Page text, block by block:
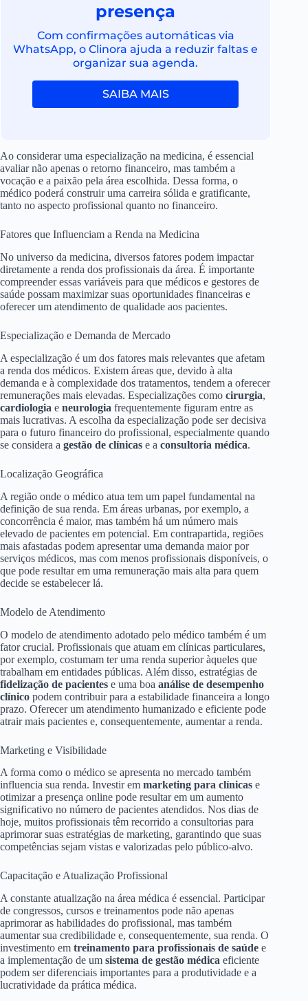
presença
Com confirmações automáticas via
WhatsApp, o Clinora ajuda a reduzir faltas e
organizar sua agenda.
SAIBA MAIS
Ao considerar uma especialização na medicina, é essencial
avaliar não apenas o retorno financeiro, mas também a
vocação e a paixão pela área escolhida. Dessa forma, o
médico poderá construir uma carreira sólida e gratificante,
tanto no aspecto profissional quanto no financeiro.
Fatores que Influenciam a Renda na Medicina
No universo da medicina, diversos fatores podem impactar
diretamente a renda dos profissionais da área. É importante
compreender essas variáveis para que médicos e gestores de
saúde possam maximizar suas oportunidades financeiras e
oferecer um atendimento de qualidade aos pacientes.
Especialização e Demanda de Mercado
A especialização é um dos fatores mais relevantes que afetam
a renda dos médicos. Existem áreas que, devido à alta
demanda e à complexidade dos tratamentos, tendem a oferecer
remunerações mais elevadas. Especializações como cirurgia,
cardiologia e neurologia frequentemente figuram entre as
mais lucrativas. A escolha da especialização pode ser decisiva
para o futuro financeiro do profissional, especialmente quando
se considera a gestão de clínicas e a consultoria médica.
Localização Geográfica
A região onde o médico atua tem um papel fundamental na
definição de sua renda. Em áreas urbanas, por exemplo, a
concorrência é maior, mas também há um número mais
elevado de pacientes em potencial. Em contrapartida, regiões
mais afastadas podem apresentar uma demanda maior por
serviços médicos, mas com menos profissionais disponíveis, o
que pode resultar em uma remuneração mais alta para quem
decide se estabelecer lá.
Modelo de Atendimento
O modelo de atendimento adotado pelo médico também é um
fator crucial. Profissionais que atuam em clínicas particulares,
por exemplo, costumam ter uma renda superior àqueles que
trabalham em entidades públicas. Além disso, estratégias de
fidelização de pacientes e uma boa análise de desempenho
clínico podem contribuir para a estabilidade financeira a longo
prazo. Oferecer um atendimento humanizado e eficiente pode
atrair mais pacientes e, consequentemente, aumentar a renda.
Marketing e Visibilidade
A forma como o médico se apresenta no mercado também
influencia sua renda. Investir em marketing para clínicas e
otimizar a presença online pode resultar em um aumento
significativo no número de pacientes atendidos. Nos dias de
hoje, muitos profissionais têm recorrido a consultorias para
aprimorar suas estratégias de marketing, garantindo que suas
competências sejam vistas e valorizadas pelo público-alvo.
Capacitação e Atualização Profissional
A constante atualização na área médica é essencial. Participar
de congressos, cursos e treinamentos pode não apenas
aprimorar as habilidades do profissional, mas também
aumentar sua credibilidade e, consequentemente, sua renda. O
investimento em treinamento para profissionais de saúde e
a implementação de um sistema de gestão médica eficiente
podem ser diferenciais importantes para a produtividade e a
lucratividade da prática médica.